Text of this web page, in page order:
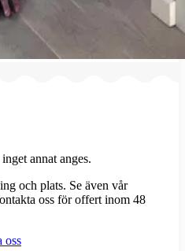
annat anges.
och plats. Se även vår
oss för offert inom 48
oss